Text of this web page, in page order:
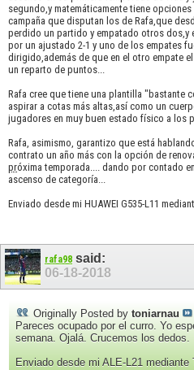
segundo,y matemáticamente tiene
campaña que disputan los de Rafa,que
perdido un partido y empatado otros
por un ajustado 2-1 y uno de los empates
dirigido,además de que en el otro empate
un reparto de puntos...
Rafa cree que tiene una plantilla "bastante
aspirar a cotas más altas,así como un
jugadores en muy buen estado físico a los
Rafa, asimismo, garantizo que está
contrato un año más con la opción de
próxima temporada.... dando por contado
ascenso de categoría...
Enviado desde mi HUAWEI G535-L11
rafa98 said:
06-18-2018
Originally Posted by toniarnau
Pareces ocupado por el curro. Yo
semana. Ojalá. Crucemos los dedos.
Enviado desde mi ALE-L21 mediante